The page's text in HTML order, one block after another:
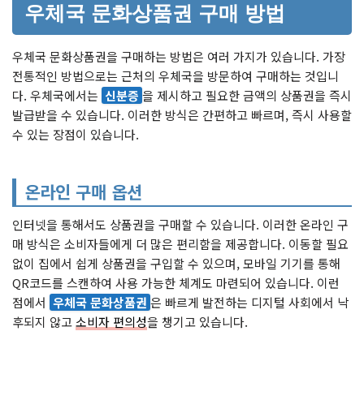
우체국 문화상품권 구매 방법
우체국 문화상품권을 구매하는 방법은 여러 가지가 있습니다. 가장
전통적인 방법으로는 근처의 우체국을 방문하여 구매하는 것입니
다. 우체국에서는 신분증 을 제시하고 필요한 금액의 상품권을 즉시
발급받을 수 있습니다. 이러한 방식은 간편하고 빠르며, 즉시 사용할
수 있는 장점이 있습니다.
온라인 구매 옵션
인터넷을 통해서도 상품권을 구매할 수 있습니다. 이러한 온라인 구
매 방식은 소비자들에게 더 많은 편리함을 제공합니다. 이동할 필요
없이 집에서 쉽게 상품권을 구입할 수 있으며, 모바일 기기를 통해
QR코드를 스캔하여 사용 가능한 체계도 마련되어 있습니다. 이런
점에서 우체국 문화상품권 은 빠르게 발전하는 디지털 사회에서 낙
후되지 않고소비자 편의성을 챙기고 있습니다.